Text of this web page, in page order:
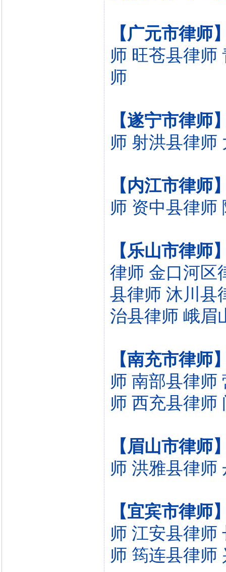
【广元市律师
师 旺苍县律师
师
【遂宁市律师
师 射洪县律师
【内江市律师
师 资中县律师
【乐山市律师
律师 金口河区
县律师 沐川县
治县律师 峨眉
【南充市律师
师 南部县律师
师 西充县律师
【眉山市律师
师 洪雅县律师
【宜宾市律师
师 江安县律师
师 筠连县律师